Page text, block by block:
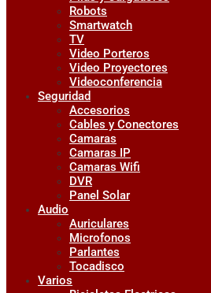
Robots
Smartwatch
TV
Video Porteros
Video Proyectores
Videoconferencia
Seguridad
Accesorios
Cables y Conectores
Camaras
Camaras IP
Camaras Wifi
DVR
Panel Solar
Audio
Auriculares
Microfonos
Parlantes
Tocadisco
Varios